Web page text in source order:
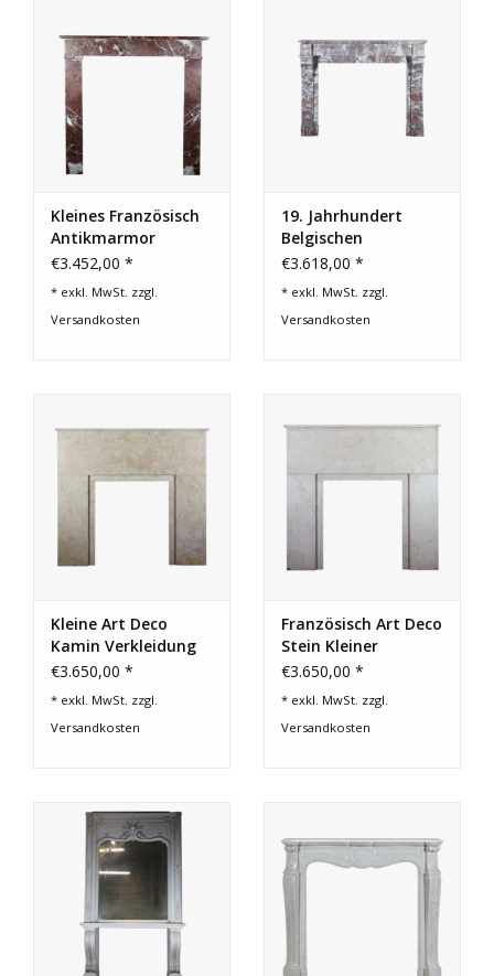
Kleines Französisch
Antikmarmor
Kaminmaske
€3.452,00 *
* exkl. MwSt. zzgl.
Versandkosten
19. Jahrhundert
Belgischen
Marmorkamin
€3.618,00 *
* exkl. MwSt. zzgl.
Versandkosten
Kleine Art Deco
Kamin Verkleidung
€3.650,00 *
* exkl. MwSt. zzgl.
Versandkosten
Französisch Art Deco
Stein Kleiner
Kaminmaske
€3.650,00 *
* exkl. MwSt. zzgl.
Versandkosten